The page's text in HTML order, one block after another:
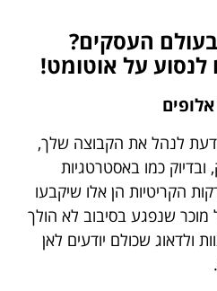
העסקים?
על אוטומט!
לנהל את הקבוצה שלך,
כמו באסטרטגיות
הקריטיות הן אלו שיקבעו
שנפגע בסיבוב לא הולך
ולדאוג שכולם יודעים לאן